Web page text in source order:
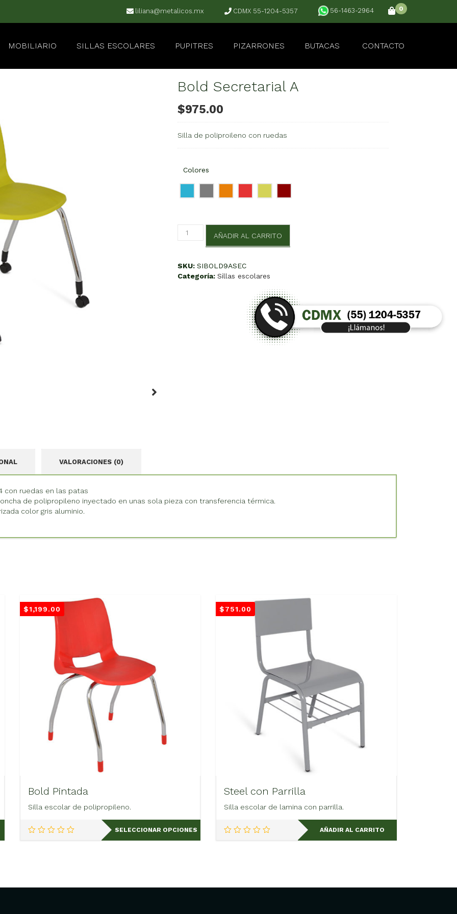
liliana@metalicos.mx CDMX 55-1204-5357 56-1463-2964 0
MOBILIARIO SILLAS ESCOLARES PUPITRES PIZARRONES BUTACAS CONTACTO
Bold Secretarial A
$975.00
Silla de poliproileno con ruedas
Colores
Bold
SecretarialAÑADIR AL CARRITO
SKU:SIBOLD9ASEC
Categoría:Sillas escolares
VALORACIONES (0)
con ruedas en las patas
de polipropileno inyectado en unas sola pieza con transferencia térmica.
color gris aluminio.
$1,199.00
Bold Pintada
Silla escolar de polipropileno.
SELECCIONAR OPCIONES
Este
producto
$751.00
Steel con Parrilla
Silla escolar de lamina con parrilla.
AÑADIR AL CARRITO